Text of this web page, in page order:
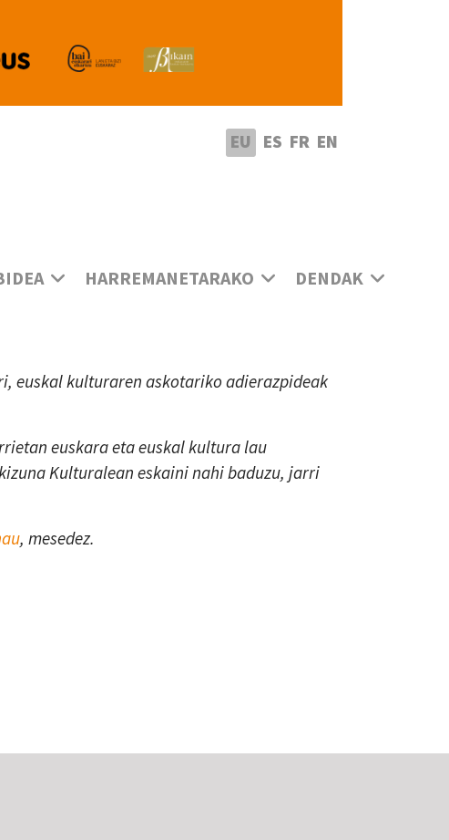
EU ES FR EN
HARREMANETARAKO
DENDAK
euskal kulturaren askotariko adierazpideak
euskara eta euskal kultura lau
Kulturalean eskaini nahi baduzu, jarri
, mesedez.